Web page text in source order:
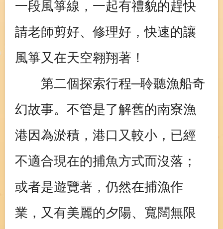
一段風箏線，一起有禮貌的趕快
請老師剪好、修理好，快速的讓
風箏又在天空翱翔著！
第二個探索行程─聆聽漁船奇
幻故事。不管是了解舊的南寮漁
港因為淤積，港口又較小，已經
不適合現在的捕魚方式而沒落；
或者是遊覽著，仍然在捕漁作
業，又有美麗的夕陽、寬闊無限